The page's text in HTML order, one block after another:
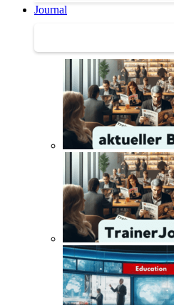
Journal